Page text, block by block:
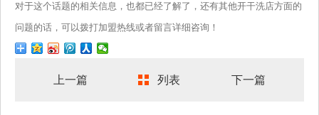
对于这个话题的相关信息，也都已经了解了，还有其他开干洗店方面的
问题的话，可以拨打加盟热线或者留言详细咨询！
上一篇 列表 下一篇